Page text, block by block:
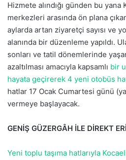
Hizmete alındığı günden bu yana
merkezleri arasında ön plana
aylarda artan ziyaretçi sayısı ve
alanında bir düzenleme yapıldı.
sonları ve tatil dönemlerinde
azaltılması amacıyla kapsamlı bir
hayata geçirerek 4 yeni otobüs
hatlar 17 Ocak Cumartesi günü
vermeye başlayacak.
GENİŞ GÜZERGÂH İLE DİREKT
Yeni toplu taşıma hatlarıyla